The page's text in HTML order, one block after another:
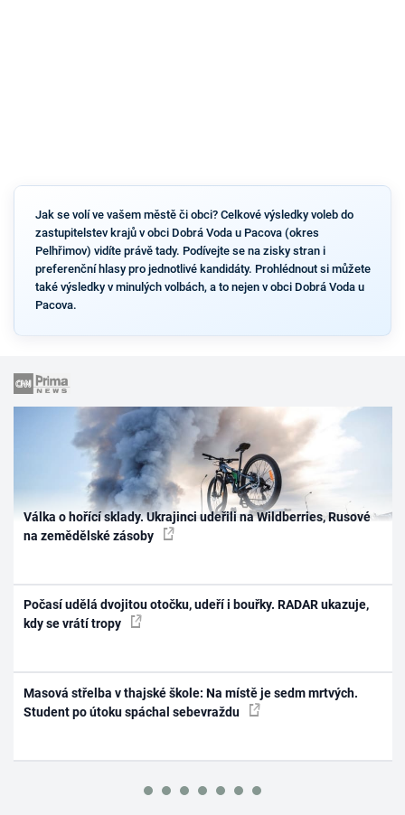
Jak se volí ve vašem městě či obci? Celkové výsledky voleb do
zastupitelstev krajů v obci Dobrá Voda u Pacova (okres
Pelhřimov) vidíte právě tady. Podívejte se na zisky stran i
preferenční hlasy pro jednotlivé kandidáty. Prohlédnout si můžete
také výsledky v minulých volbách, a to nejen v obci Dobrá Voda u
Pacova.
Válka o hořící sklady. Ukrajinci udeřili na Wildberries, Rusové
na zemědělské zásoby
Počasí udělá dvojitou otočku, udeří i bouřky. RADAR ukazuje,
kdy se vrátí tropy
Masová střelba v thajské škole: Na místě je sedm mrtvých.
Student po útoku spáchal sebevraždu